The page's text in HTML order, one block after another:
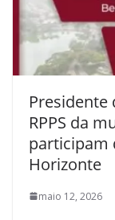
Presidente
RPPS da
participam
Horizonte
maio 12, 2026